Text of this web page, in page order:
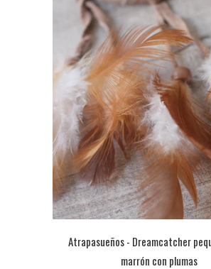
Atrapasueños - Dreamcatcher
marrón con plumas